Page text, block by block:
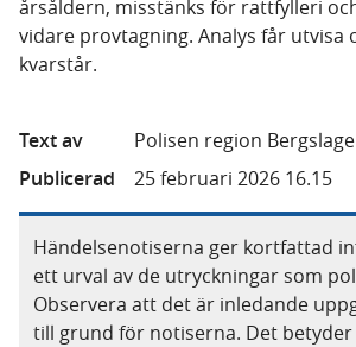
årsåldern, misstänks för rattfylleri
vidare provtagning. Analys får utvisa
kvarstår.
Text av
Polisen region
Publicerad
25 februari 2026 16.15
Händelsenotiserna ger kortfattad
ett urval av de utryckningar som
Observera att det är inledande
till grund för notiserna. Det